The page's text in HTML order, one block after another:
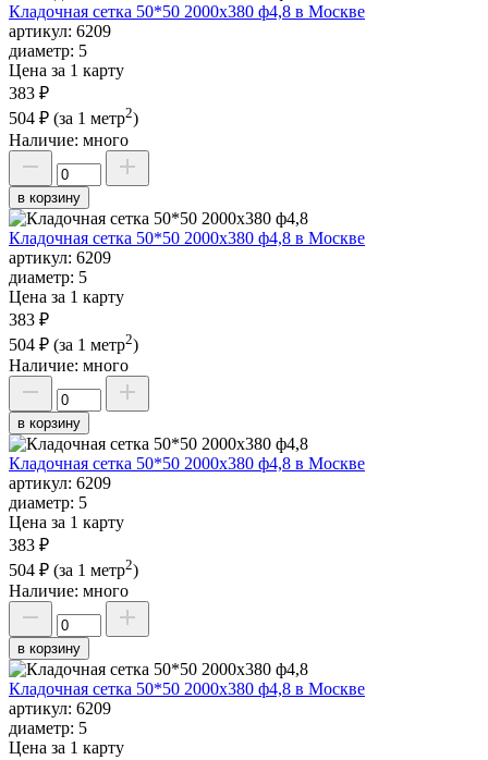
Кладочная сетка 50*50 2000х380 ф4,8 в Москве
артикул: 6209
диаметр: 5
Цена за 1 карту
383 ₽
504 ₽ (за 1 метр2)
Наличие: много
в корзину
Кладочная сетка 50*50 2000х380 ф4,8 в Москве
артикул: 6209
диаметр: 5
Цена за 1 карту
383 ₽
504 ₽ (за 1 метр2)
Наличие: много
в корзину
Кладочная сетка 50*50 2000х380 ф4,8 в Москве
артикул: 6209
диаметр: 5
Цена за 1 карту
383 ₽
504 ₽ (за 1 метр2)
Наличие: много
в корзину
Кладочная сетка 50*50 2000х380 ф4,8 в Москве
артикул: 6209
диаметр: 5
Цена за 1 карту